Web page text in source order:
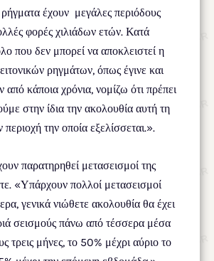
έχουν μεγάλες περιόδους
φορές χιλιάδων ετών. Κατά
που δεν μπορεί να αποκλειστεί η
ρηγμάτων, όπως έγινε και
από κάποια χρόνια, νομίζω ότι πρέπει
στην ίδια την ακολουθία αυτή τη
περιοχή την οποία εξελίσσεται.».
παρατηρηθεί μετασεισμοί της
«Υπάρχουν πολλοί μετασεισμοί
γενικά νιώθετε ακολουθία θα έχει
σεισμούς πάνω από τέσσερα μέσα
τρεις μήνες, το 50% μέχρι αύριο το